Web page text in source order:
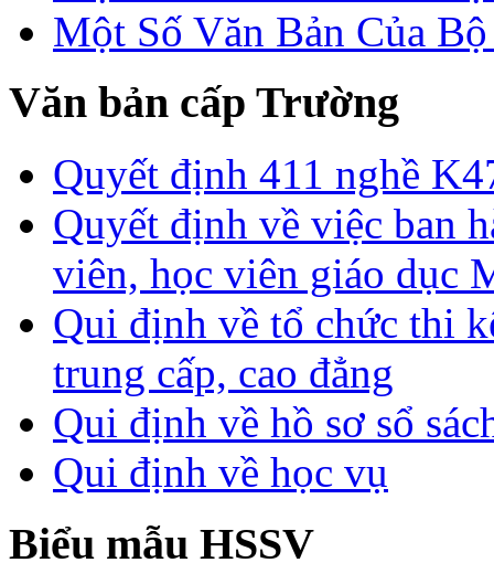
Một Số Văn Bản Của
Văn bản cấp Trường
Quyết định 411 nghề
Quyết định về việc ban
viên, học viên giáo dục
Qui định về tổ chức thi
trung cấp, cao đẳng
Qui định về hồ sơ sổ
Qui định về học vụ
Biểu mẫu HSSV